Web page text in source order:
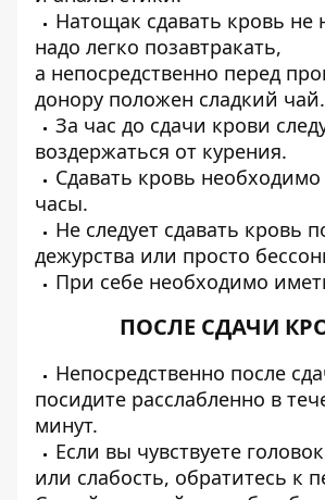
Натощак сдавать кровь не
надо легко позавтракать,
а непосредственно перед
донору положен сладкий чай.
За час до сдачи крови
воздержаться от курения.
Сдавать кровь
часы.
Не следует сдавать кровь
дежурства или просто
При себе необходимо
ПОСЛЕ СДАЧИ
Непосредственно после
посидите расслабленно в
минут.
Если вы чувствуете
или слабость, обратитесь к